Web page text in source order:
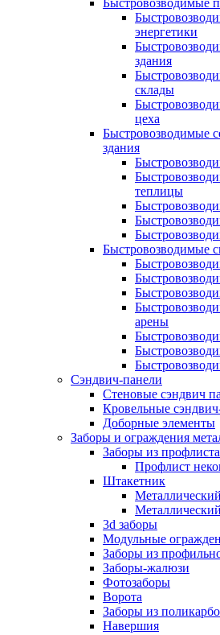
Быстровозводимые
энергетики
здания
склады
цеха
Быстровозводимые
здания
теплицы
Быстровозводимые
арены
Сэндвич-панели
Стеновые сэндвич
Кровельные
Доборные элементы
Заборы и ограждения
Заборы из профлиста
Профлист
Штакетник
3d заборы
Модульные
Заборы из
Заборы-жалюзи
Фотозаборы
Ворота
Заборы из
Навершия